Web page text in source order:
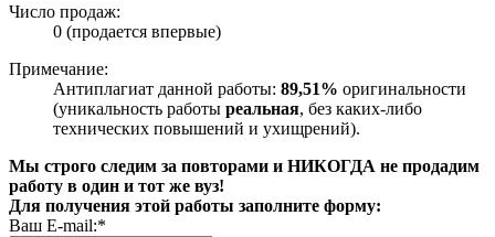
Число продаж:
0 (продается впервые)
Примечание:
Антиплагиат данной работы: 89,51% оригинальности
(уникальность работы реальная, без каких-либо
технических повышений и ухищрений).
Мы строго следим за повторами и НИКОГДА не продадим
работу в один и тот же вуз!
Для получения этой работы заполните форму:
Ваш E-mail:*